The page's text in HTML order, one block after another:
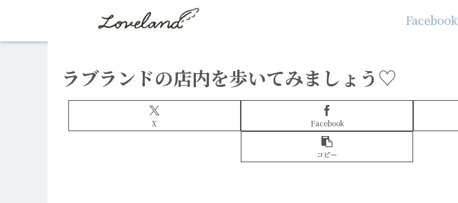
Facebook
ラブランドの店内を歩いてみましょう♡
X Facebook
コピー